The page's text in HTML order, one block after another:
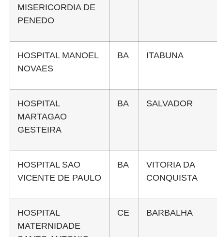
MISERICORDIA DE
PENEDO
HOSPITAL MANOEL
NOVAES
BA ITABUNA
HOSPITAL
MARTAGAO
GESTEIRA
BA SALVADOR
HOSPITAL SAO
VICENTE DE PAULO
BA
VITORIA DA
CONQUISTA
HOSPITAL
MATERNIDADE
CE BARBALHA